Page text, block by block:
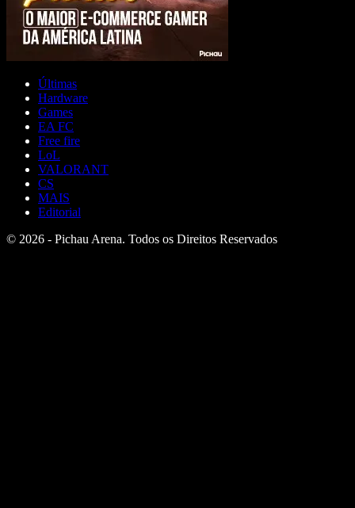
Últimas
Hardware
Games
EA FC
Free fire
LoL
VALORANT
CS
MAIS
Editorial
© 2026 - Pichau Arena. Todos os Direitos Reservados